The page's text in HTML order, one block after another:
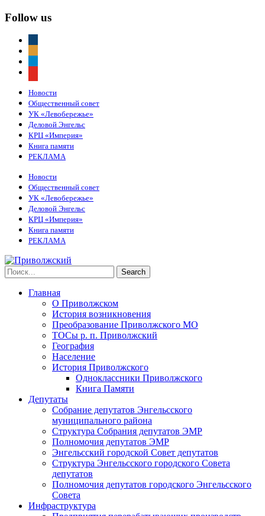
Follow us
Новости
Общественный совет
УК «Левобережье»
Деловой Энгельс
КРЦ «Империя»
Книга памяти
РЕКЛАМА
Новости
Общественный совет
УК «Левобережье»
Деловой Энгельс
КРЦ «Империя»
Книга памяти
РЕКЛАМА
Главная
О Приволжском
История возникновения
Преобразование Приволжского МО
ТОСы р. п. Приволжский
География
Население
История Приволжского
Одноклассники Приволжского
Книга Памяти
Депутаты
Собрание депутатов Энгельсского
муниципального района
Структура Собрания депутатов ЭМР
Полномочия депутатов ЭМР
Энгельсский городской Совет депутатов
Структура Энгельсского городского Совета
депутатов
Полномочия депутатов городского Энгельсского
Совета
Инфраструктура